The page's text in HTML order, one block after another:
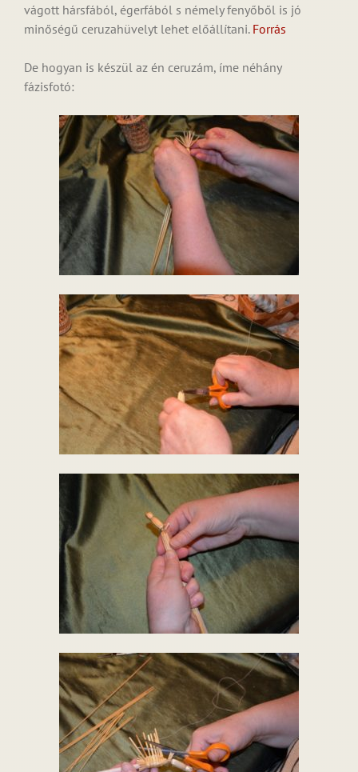
vágott hársfából, égerfából s némely fenyőből is jó
minőségű ceruzahüvelyt lehet előállítani. Forrás
De hogyan is készül az én ceruzám, íme néhány
fázisfotó: